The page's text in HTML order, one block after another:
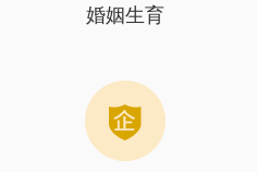
婚姻生育